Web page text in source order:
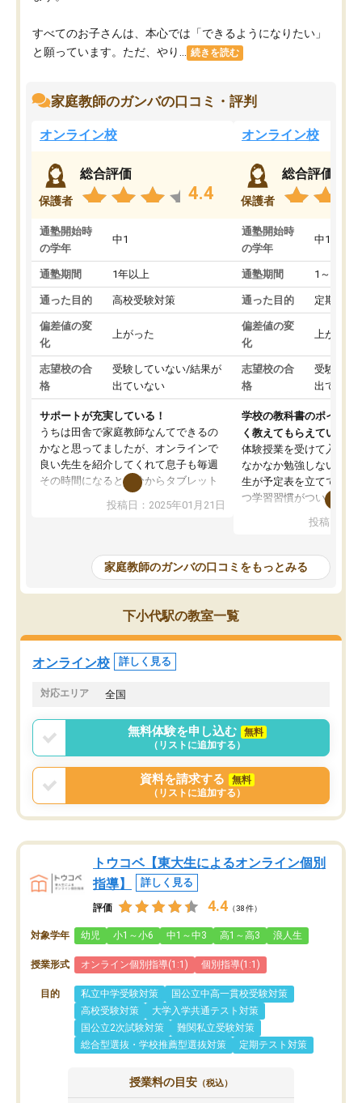
すべてのお子さんは、本心では「できるようになりたい」
と願っています。ただ、やり...
続きを読む
家庭教師のガンバの口コミ・評判
オンライン校
保護者
総合評価
4.4
通塾開始時
の学年
中1
通塾期間 1年以上
通った目的 高校受験対策
偏差値の変
化
上がった
志望校の合
格
受験していない/結果が
出ていない
サポートが充実している！
うちは田舎で家庭教師なんてできるの
かなと思ってましたが、オンラインで
良い先生を紹介してくれて息子も毎週
その時間になると自分からタブレット
を開いてzoomを繋げるようになりまし
た！5科目なんでもOKなのもとても気
めて1年ほどだった今では平均点以上の
科目が増えてきました！あと1年受験ま
であるので無料の週末教室を使用しな
がら頑張って欲しいと思います！
投稿日：2025年01月21日
オンライン校
保護者
総合評価
通塾開始時
の学年
中1
通塾期間 1～3ヵ月
通った目的 定期テス
偏差値の変
化
上がった
志望校の合
格
受験して
出ていな
学校の教科書のポイント
く教えてもらえている
体験授業を受けて入塾し
なかなか勉強しない息子
生が予定表を立ててくれ
つ学習習慣がついてきま
指導が無い日も予定表
問できるのでとても助か
投稿日：
家庭教師のガンバの口コミをもっとみる
下小代駅の教室一覧
オンライン校 詳しく見る
対応エリア 全国
無料体験を申し込む
無料
（リストに追加する）
資料を請求する
無料
（リストに追加する）
トウコベ【東大生によるオンライン個別
指導】
詳しく見る
評価 4.4 （38件）
対象学年 幼児 小1～小6 中1～中3 高1～高3 浪人生
授業形式 オンライン個別指導(1:1) 個別指導(1:1)
目的 私立中学受験対策
国公立中高一貫校受験対策
高校受験対策
大学入学共通テスト対策
国公立2次試験対策
難関私立受験対策
総合型選抜・学校推薦型選抜対策
定期テスト対策
授業料の目安 （税込）